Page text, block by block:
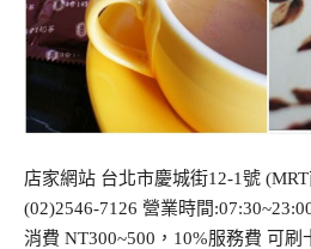
店家網站 台北市慶城街12-1號
(02)2546-7126 營業時間
消費 NT300~500，10%服務費 可